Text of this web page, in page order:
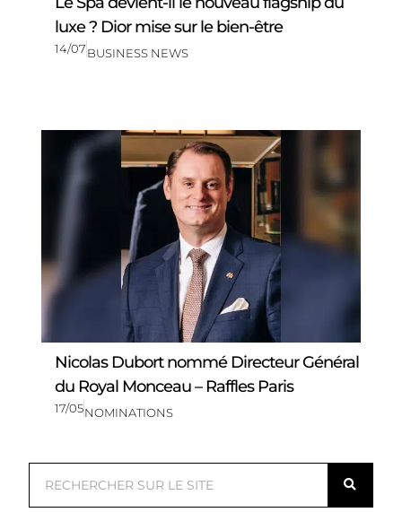
luxe ? Dior mise sur le bien-être
14/07BUSINESS NEWS
Nicolas Dubort nommé Directeur Général
du Royal Monceau – Raffles Paris
17/05NOMINATIONS